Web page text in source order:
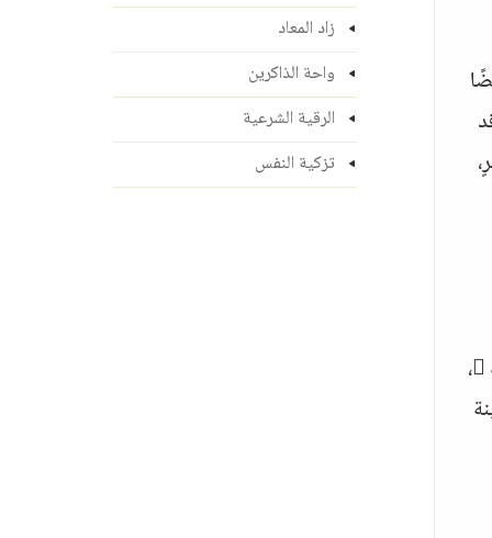
، وهو زوجها، وقد ذكرتُ طرفًا من خبره وسيرته ،
زاد المعاد
واحة الذاكرين
الرقية الشرعية
تزكية النفس